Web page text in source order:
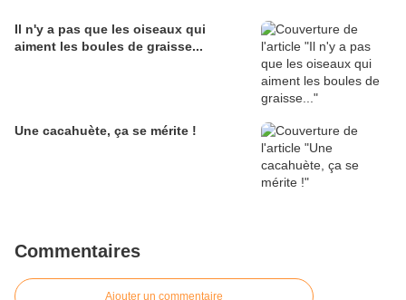
Il n'y a pas que les oiseaux qui
aiment les boules de graisse...
Une cacahuète, ça se mérite !
Commentaires
Ajouter un commentaire